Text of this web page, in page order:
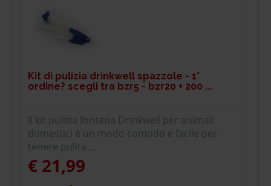
Kit di pulizia drinkwell spazzole - 1°
ordine? scegli tra bzr5 - bzr20 + 200 ...
Il kit pulizia fontana Drinkwell per animali
domestici è un modo comodo e facile per
tenere pulita ...
€ 21,99